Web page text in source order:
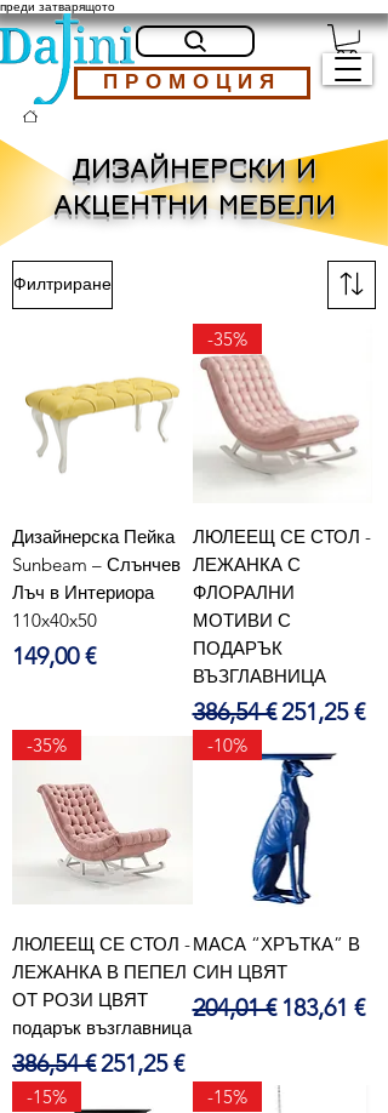
преди затварящото
ПРОМОЦИЯ
ДИЗАЙНЕРСКИ И
АКЦЕНТНИ МЕБЕЛИ
Филтриране
Дизайнерска Пейка
Sunbeam – Слънчев
Лъч в Интериора
110x40x50
Цена
149,00 €
-35%
ЛЮЛЕЕЩ СЕ СТОЛ -
ЛЕЖАНКА С
ФЛОРАЛНИ
МОТИВИ С
ПОДАРЪК
ВЪЗГЛАВНИЦА
Редовна цена
386,54 €251,25 €
-35%
ЛЮЛЕЕЩ СЕ СТОЛ -
ЛЕЖАНКА В ПЕПЕЛ
ОТ РОЗИ ЦВЯТ
подарък възглавница
Редовна цена
386,54 €Продажна цена
251,25 €
-10%
МАСА “ХРЪТКА” В
СИН ЦВЯТ
Редовна цена
204,01 € 183,61 €
-15% -15%